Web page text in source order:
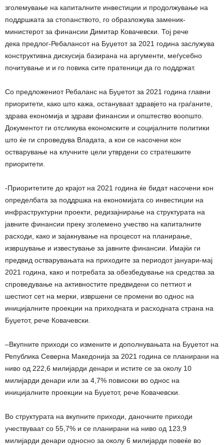
зголемување на капиталните инвестиции и продолжување на
поддршката за стопанството, го образложува заменик-
министерот за финансии Димитар Ковачевски. Тој рече
дека предлог-Ребалансот на Буџетот за 2021 година заслужува
конструктивна дискусија базирана на аргументи, меѓусебно
почитување и и го повика сите пратеници да го поддржат.
Со предложениот Ребаланс на Буџетот за 2021 година главни
приоритети, како што кажа, остануваат здравјето на граѓаните,
здрава економија и здрави финансии и општество воопшто.
Документот ги отсликува економските и социјалните политики
што ќе ги спроведува Владата, а кои се насочени кон
остварување на клучните цели утврдени со стратешките
приоритети.
-Приоритетите до крајот на 2021 година ќе бидат насочени кон
определбата за поддршка на економијата со инвестиции на
инфраструктурни проекти, редизајнирање на структурата на
јавните финансии преку зголемено учество на капиталните
расходи, како и зајакнување на процесот на планирање,
извршување и известување за јавните финансии. Имајќи ги
предвид остварувањата на приходите за периодот јануари-мај
2021 година, како и потребата за обезбедување на средства за
спроведување на активностите предвидени со петтиот и
шестиот сет на мерки, извршени се промени во однос на
иницијалните проекции на приходната и расходната страна на
Буџетот, рече Ковачевски.
–Вкупните приходи со измените и дополнувањата на Буџетот на
Република Северна Македонија за 2021 година се планирани на
ниво од 222,6 милијарди денари и истите се за околу 10
милијарди денари или за 4,7% повисоки во однос на
иницијалните проекции на Буџетот, рече Ковачевски.
Во структурата на вкупните приходи, даночните приходи
учествуваат со 55,7% и се планирани на ниво од 123,9
милијарди денари односно за околу 6 милијарди повеќе во